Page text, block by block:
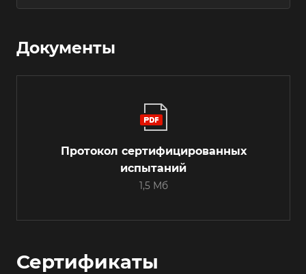
Документы
Протокол сертифицированных
испытаний
1,5 Мб
Сертификаты